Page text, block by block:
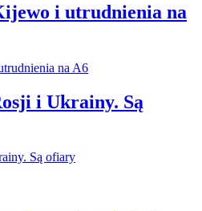
i utrudnienia na
i Ukrainy. Są